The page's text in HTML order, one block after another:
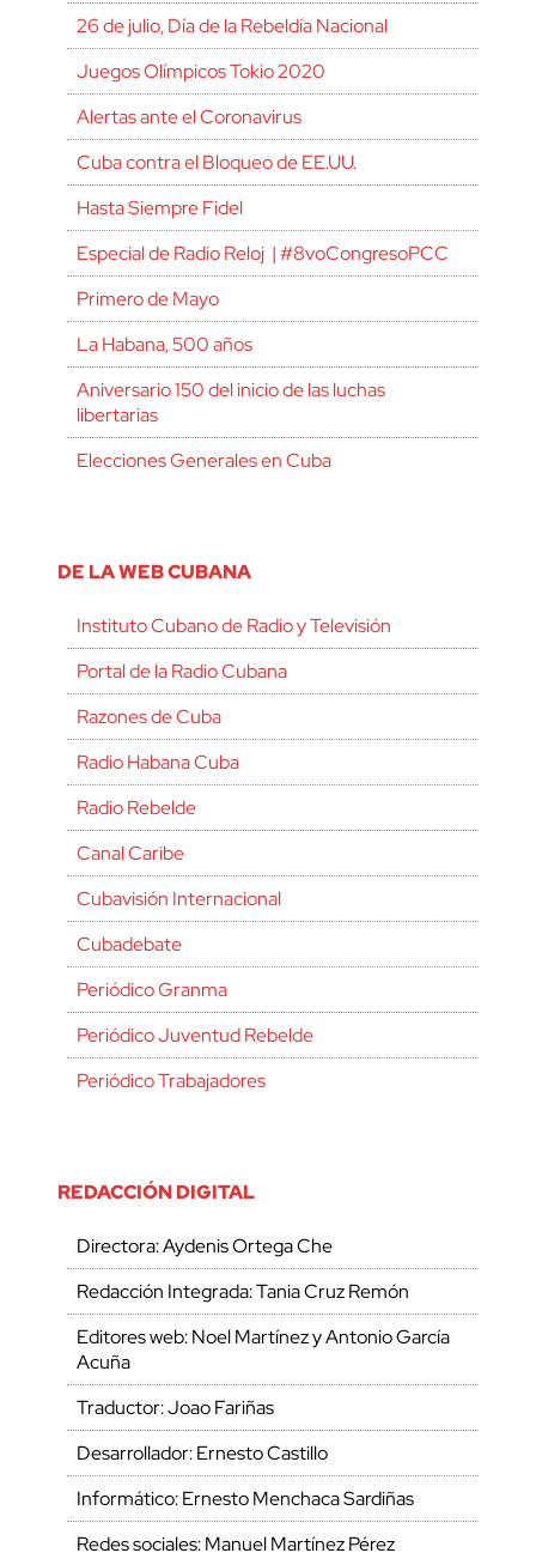
26 de julio, Día de la Rebeldía Nacional
Juegos Olímpicos Tokio 2020
Alertas ante el Coronavirus
Cuba contra el Bloqueo de EE.UU.
Hasta Siempre Fidel
Especial de Radio Reloj | #8voCongresoPCC
Primero de Mayo
La Habana, 500 años
Aniversario 150 del inicio de las luchas
libertarias
Elecciones Generales en Cuba
DE LA WEB CUBANA
Instituto Cubano de Radio y Televisión
Portal de la Radio Cubana
Razones de Cuba
Radio Habana Cuba
Radio Rebelde
Canal Caribe
Cubavisión Internacional
Cubadebate
Periódico Granma
Periódico Juventud Rebelde
Periódico Trabajadores
REDACCIÓN DIGITAL
Directora: Aydenis Ortega Che
Redacción Integrada: Tania Cruz Remón
Editores web: Noel Martínez y Antonio García
Acuña
Traductor: Joao Fariñas
Desarrollador: Ernesto Castillo
Informático: Ernesto Menchaca Sardiñas
Redes sociales: Manuel Martínez Pérez